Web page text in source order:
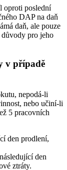
oproti poslední
DAP na daň
daň, ale pouze
pro jeho
v případě
nepodá-li
nebo učiní-li
5 pracovních
den prodlení,
den
ztráty.